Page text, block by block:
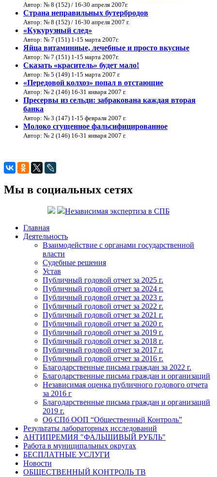
Автор: № 8 (152) / 16-30 апреля 2007г.
Страна неправильных бутербродов
Автор: № 8 (152) / 16-30 апреля 2007 г.
«Кукурузный след»
Автор: № 7 (151) 1-15 марта 2007г.
Яйца витаминные, лечебные и просто вкусные
Автор: № 7 (151) 1-15 марта 2007г.
Cказать «краситель» будет мало!
Автор: № 5 (149) 1-15 марта 2007 г.
«Передовой колхоз» попал в отстающие
Автор: № 2 (146) 16-31 января 2007 г.
Пресервы из сельди: забракована каждая вторая
банка
Автор: № 3 (147) 1-15 февраля 2007 г.
Молоко сгущенное фальсифицированное
Автор: № 2 (146) 16-31 января 2007 г.
Мы в социальных сетях
Независимая экспертиза в СПБ
Главная
Деятельность
Взаимодействие с органами государственной
власти
Судебные решения
Устав
Публичный годовой отчет за 2025 г.
Публичный годовой отчет за 2024 г.
Публичный годовой отчет за 2023 г.
Публичный годовой отчет за 2022 г.
Публичный годовой отчет за 2021 г.
Публичный годовой отчет за 2020 г.
Публичный годовой отчет за 2019 г.
Публичный годовой отчет за 2018 г.
Публичный годовой отчет за 2017 г.
Публичный годовой отчет за 2016 г.
Благодарственные письма граждан за 2022 г.
Благодарственные письма граждан и организаций
Независимая оценка публичного годового отчета
за 2016 г
Благодарственные письма граждан и организаций
2019 г.
Об СПб ООП “Общественный Контроль”
Результаты лабораторных исследований
АНТИПРЕМИЯ "ФАЛЬШИВЫЙ РУБЛЬ"
Работа в муниципальных округах
БЕСПЛАТНЫЕ УСЛУГИ
Новости
ОБЩЕСТВЕННЫЙ КОНТРОЛЬ ТВ